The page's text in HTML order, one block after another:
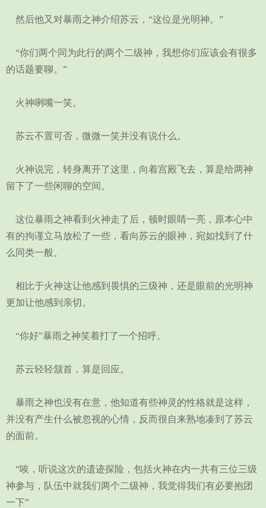
然后他又对暴雨之神介绍苏云，“这位是光明神。”
“你们两个同为此行的两个二级神，我想你们应该会有很多
的话题要聊。”
火神咧嘴一笑。
苏云不置可否，微微一笑并没有说什么。
火神说完，转身离开了这里，向着宫殿飞去，算是给两神
留下了一些闲聊的空间。
这位暴雨之神看到火神走了后，顿时眼睛一亮，原本心中
有的拘谨立马放松了一些，看向苏云的眼神，宛如找到了什
么同类一般。
相比于火神这让他感到畏惧的三级神，还是眼前的光明神
更加让他感到亲切。
“你好”暴雨之神笑着打了一个招呼。
苏云轻轻颔首，算是回应。
暴雨之神也没有在意，他知道有些神灵的性格就是这样，
并没有产生什么被忽视的心情，反而很自来熟地凑到了苏云
的面前。
“唉，听说这次的遗迹探险，包括火神在内一共有三位三级
神参与，队伍中就我们两个二级神，我觉得我们有必要抱团
一下”